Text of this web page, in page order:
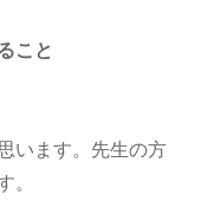
こと
います。先生の方
。